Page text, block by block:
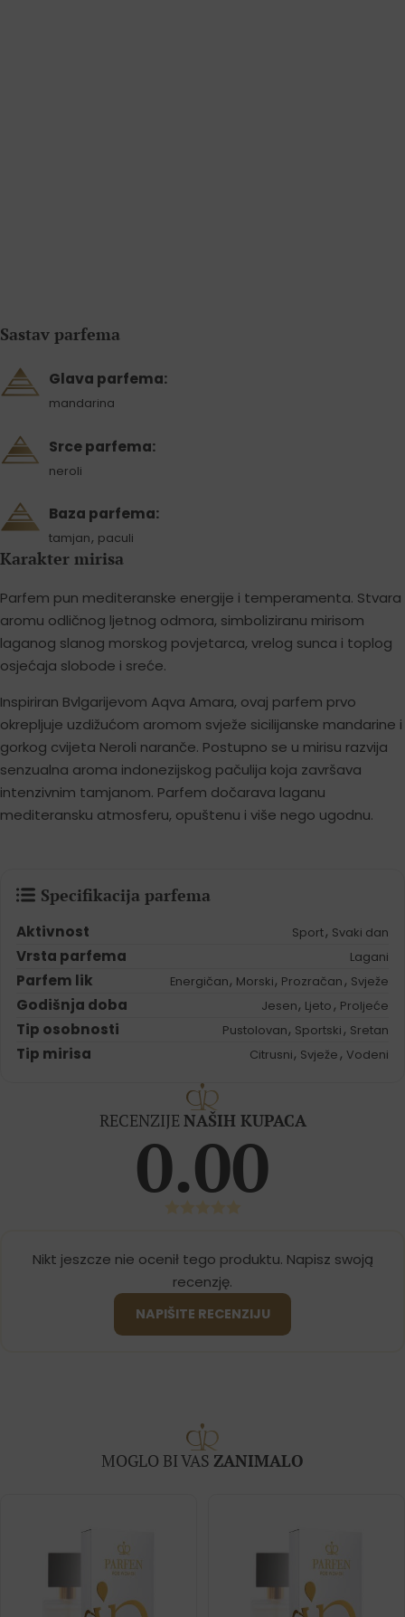
Sastav parfema
Glava parfema:
mandarina
Srce parfema:
neroli
Baza parfema:
tamjan, paculi
Karakter mirisa
Parfem pun mediteranske energije i temperamenta. Stvara
aromu odličnog ljetnog odmora, simboliziranu mirisom
laganog slanog morskog povjetarca, vrelog sunca i toplog
osjećaja slobode i sreće.
Inspiriran Bvlgarijevom Aqva Amara, ovaj parfem prvo
okrepljuje uzdižućom aromom svježe sicilijanske mandarine i
gorkog cvijeta Neroli naranče. Postupno se u mirisu razvija
senzualna aroma indonezijskog pačulija koja završava
intenzivnim tamjanom. Parfem dočarava laganu
mediteransku atmosferu, opuštenu i više nego ugodnu.
Specifikacija parfema
Aktivnost Sport, Svaki dan
Vrsta parfema Lagani
Parfem lik Energičan, Morski, Prozračan, Svježe
Godišnja doba Jesen, Ljeto, Proljeće
Tip osobnosti Pustolovan, Sportski, Sretan
Tip mirisa Citrusni, Svježe, Vodeni
RECENZIJE NAŠIH KUPACA
0.00
Nikt jeszcze nie ocenił tego produktu. Napisz swoją
recenzję.
NAPIŠITE RECENZIJU
MOGLO BI VAS ZANIMALO